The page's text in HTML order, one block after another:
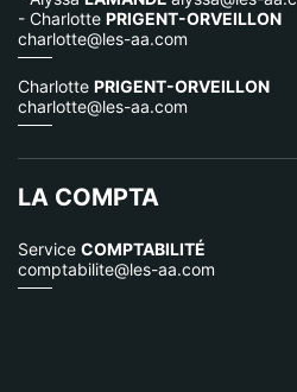
- Charlotte PRIGENT-ORVEILLON
charlotte@les-aa.com
Charlotte PRIGENT-ORVEILLON
charlotte@les-aa.com
LA COMPTA
Service COMPTABILITÉ
comptabilite@les-aa.com